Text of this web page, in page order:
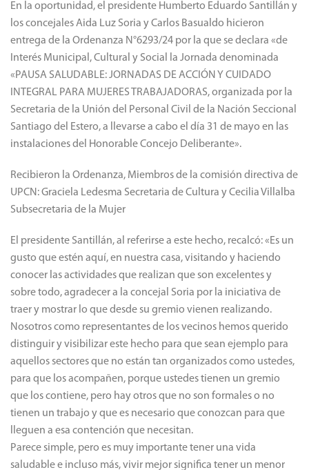
En la oportunidad, el presidente Humberto Eduardo Santillán y
los concejales Aida Luz Soria y Carlos Basualdo hicieron
entrega de la Ordenanza N°6293/24 por la que se declara «de
Interés Municipal, Cultural y Social la Jornada denominada
«PAUSA SALUDABLE: JORNADAS DE ACCIÓN Y CUIDADO
INTEGRAL PARA MUJERES TRABAJADORAS, organizada por la
Secretaria de la Unión del Personal Civil de la Nación Seccional
Santiago del Estero, a llevarse a cabo el día 31 de mayo en las
instalaciones del Honorable Concejo Deliberante».
Recibieron la Ordenanza, Miembros de la comisión directiva de
UPCN: Graciela Ledesma Secretaria de Cultura y Cecilia Villalba
Subsecretaria de la Mujer
El presidente Santillán, al referirse a este hecho, recalcó: «Es un
gusto que estén aquí, en nuestra casa, visitando y haciendo
conocer las actividades que realizan que son excelentes y
sobre todo, agradecer a la concejal Soria por la iniciativa de
traer y mostrar lo que desde su gremio vienen realizando.
Nosotros como representantes de los vecinos hemos querido
distinguir y visibilizar este hecho para que sean ejemplo para
aquellos sectores que no están tan organizados como ustedes,
para que los acompañen, porque ustedes tienen un gremio
que los contiene, pero hay otros que no son formales o no
tienen un trabajo y que es necesario que conozcan para que
lleguen a esa contención que necesitan.
Parece simple, pero es muy importante tener una vida
saludable e incluso más, vivir mejor significa tener un menor